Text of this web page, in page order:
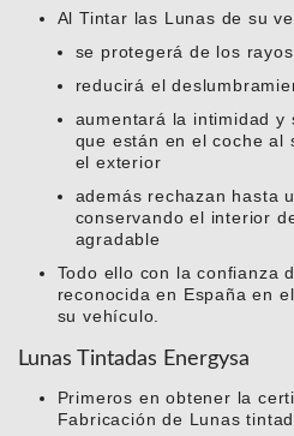
Al Tintar las Lunas de su
se protegerá de los
reducirá el
aumentará la intimidad y
que están en el coche al
el exterior
además rechazan hasta
conservando el interior
agradable
Todo ello con la confianza
reconocida en España en
su vehículo.
Lunas Tintadas Energysa
Primeros en obtener la
Fabricación de Lunas